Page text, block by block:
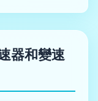
器和變速